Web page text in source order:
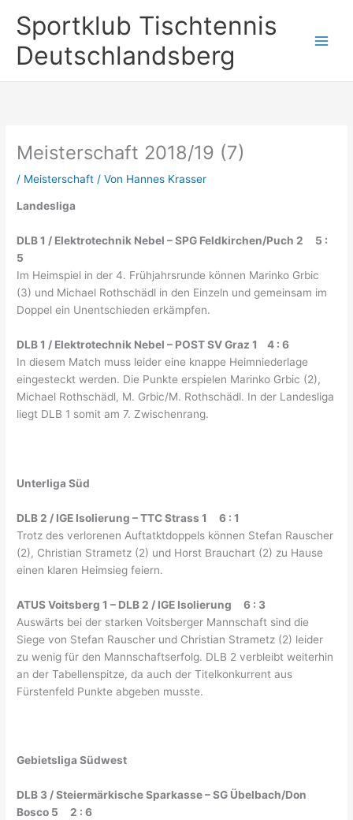
Inhalt
springen
Sportklub Tischtennis
Deutschlandsberg
Meisterschaft 2018/19 (7)
/ Meisterschaft / Von Hannes Krasser
Landesliga
DLB 1 / Elektrotechnik Nebel – SPG Feldkirchen/Puch 2 5 :
5
Im Heimspiel in der 4. Frühjahrsrunde können Marinko Grbic
(3) und Michael Rothschädl in den Einzeln und gemeinsam im
Doppel ein Unentschieden erkämpfen.
DLB 1 / Elektrotechnik Nebel – POST SV Graz 1 4 : 6
In diesem Match muss leider eine knappe Heimniederlage
eingesteckt werden. Die Punkte erspielen Marinko Grbic (2),
Michael Rothschädl, M. Grbic/M. Rothschädl. In der Landesliga
liegt DLB 1 somit am 7. Zwischenrang.
Unterliga Süd
DLB 2 / IGE Isolierung – TTC Strass 1 6 : 1
Trotz des verlorenen Auftatktdoppels können Stefan Rauscher
(2), Christian Strametz (2) und Horst Brauchart (2) zu Hause
einen klaren Heimsieg feiern.
ATUS Voitsberg 1 – DLB 2 / IGE Isolierung 6 : 3
Auswärts bei der starken Voitsberger Mannschaft sind die
Siege von Stefan Rauscher und Christian Strametz (2) leider
zu wenig für den Mannschaftserfolg. DLB 2 verbleibt weiterhin
an der Tabellenspitze, da auch der Titelkonkurrent aus
Fürstenfeld Punkte abgeben musste.
Gebietsliga Südwest
DLB 3 / Steiermärkische Sparkasse – SG Übelbach/Don
Bosco 5 2 : 6